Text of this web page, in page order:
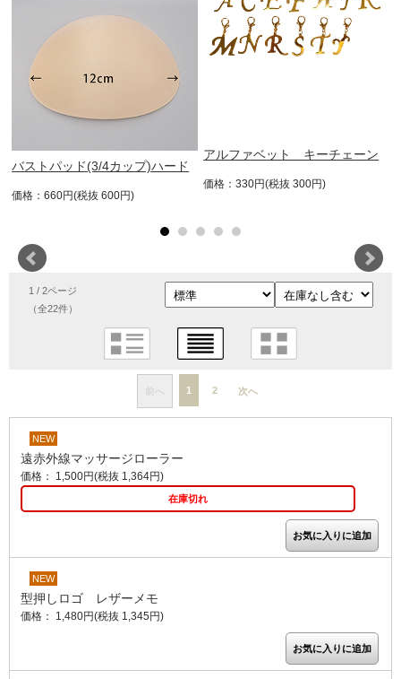
バストパッド(3/4カップ)ハード
価格：660円(税抜 600円)
アルファベット キーチェーン
価格：330円(税抜 300円)
1 / 2ページ
（全22件）
前へ 1 2 次へ
NEW
遠赤外線マッサージローラー
価格： 1,500円(税抜 1,364円)
在庫切れ
NEW
型押しロゴ レザーメモ
価格： 1,480円(税抜 1,345円)